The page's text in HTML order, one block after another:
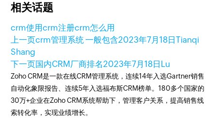
相关话题
crm使用crm注册crm怎么用
上一页crm管理系统 一般包含2023年7月18日Tianqi
Shang
下一页国内CRM厂商排名2023年7月18日 Lu
Zoho CRM是一款在线CRM管理系统，连续14年入选Gartner销售
自动化象限报告、连续5年入选福布斯CRM榜单。180多个国家的
30万+企业在Zoho CRM系统帮助下，管理客户关系，提高销售线
索转化率，实现业绩增长。